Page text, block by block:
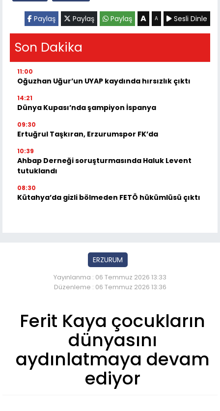
Paylaş Paylaş Paylaş A A Sesli Dinle
Son Dakika
11:00
Oğuzhan Uğur’un UYAP kaydında hırsızlık çıktı
14:21
Dünya Kupası’nda şampiyon İspanya
09:30
Ertuğrul Taşkıran, Erzurumspor FK’da
10:39
Ahbap Derneği soruşturmasında Haluk Levent
tutuklandı
08:30
Kütahya’da gizli bölmeden FETÖ hükümlüsü çıktı
ERZURUM
Yayınlanma : 06 Temmuz 2026 13:33
Düzenleme : 06 Temmuz 2026 13:36
Ferit Kaya çocukların
dünyasını
aydınlatmaya devam
ediyor